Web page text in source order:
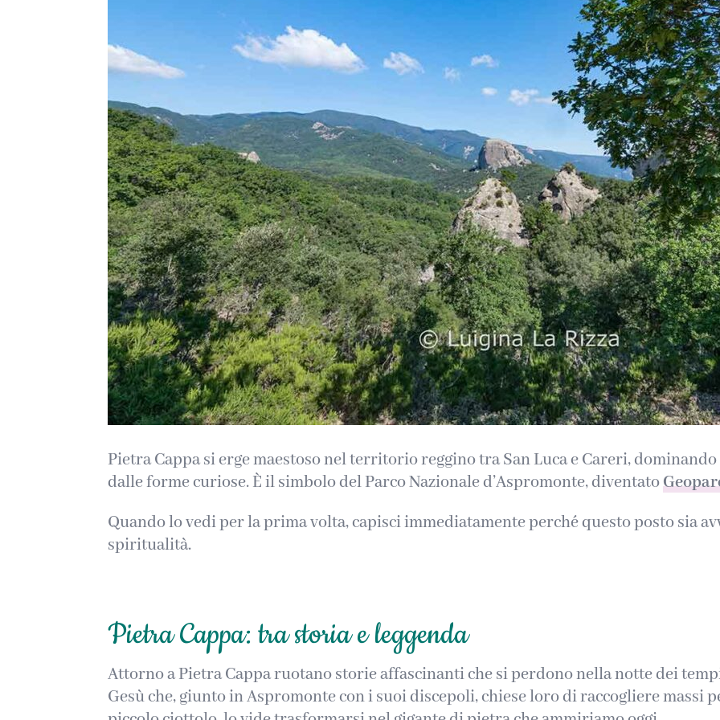
Pietra Cappa si erge maestoso nel territorio reggino tra San Luca e Careri,
dalle forme curiose. È il simbolo del Parco Nazionale d’Aspromonte, diventato
Quando lo vedi per la prima volta, capisci immediatamente perché questo posto sia
spiritualità.
Pietra Cappa: tra storia e leggenda
Attorno a Pietra Cappa ruotano storie affascinanti che si perdono nella notte dei
Gesù che, giunto in Aspromonte con i suoi discepoli, chiese loro di raccogliere massi